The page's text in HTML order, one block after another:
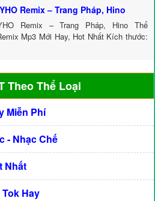
Remix – Trang Pháp, Hino
Remix – Trang Pháp, Hino Thể
Mp3 Mới Hay, Hot Nhất Kích thước:
Theo Thể Loại
Miễn Phí
- Nhạc Chế
Nhất
Hay